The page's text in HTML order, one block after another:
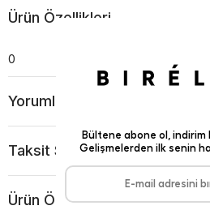
Ürün Özellikleri
0
Yorumlar
Taksit Seçenekleri
Ürün Önerileri